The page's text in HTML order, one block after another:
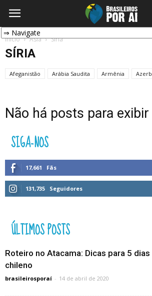
Início Ásia Síria
SÍRIA
Afeganistão Arábia Saudita Armênia
Não há posts para exibir
SIGA-NOS
17,661 Fãs
131,735 Seguidores
ÚLTIMOS POSTS
Roteiro no Atacama: Dicas para 5
chileno
brasileirosporaí - 14 de abril de 2020